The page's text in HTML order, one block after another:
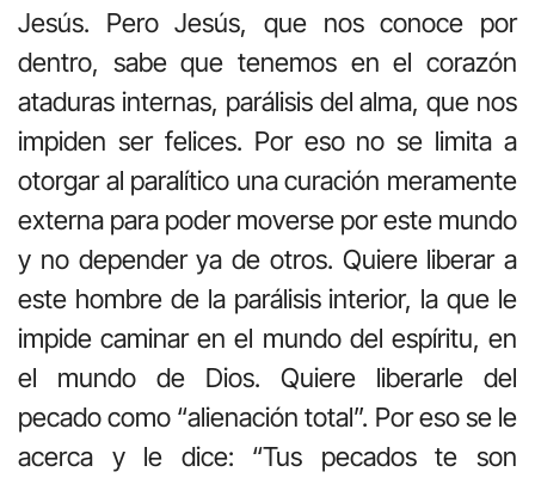
Jesús. Pero Jesús, que nos conoce por
dentro, sabe que tenemos en el corazón
ataduras internas, parálisis del alma, que nos
impiden ser felices. Por eso no se limita a
otorgar al paralítico una curación meramente
externa para poder moverse por este mundo
y no depender ya de otros. Quiere liberar a
este hombre de la parálisis interior, la que le
impide caminar en el mundo del espíritu, en
el mundo de Dios. Quiere liberarle del
pecado como “alienación total”. Por eso se le
acerca y le dice: “Tus pecados te son